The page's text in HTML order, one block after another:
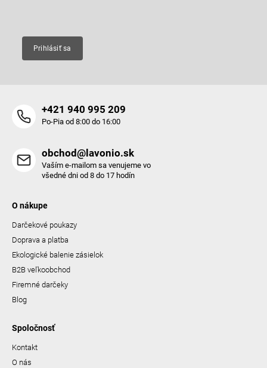
Prihlásiť sa
+421 940 995 209
Po-Pia od 8:00 do 16:00
obchod@lavonio.sk
Vaším e-mailom sa venujeme vo
všedné dni od 8 do 17 hodín
O nákupe
Darčekové poukazy
Doprava a platba
Ekologické balenie zásielok
B2B veľkoobchod
Firemné darčeky
Blog
Spoločnosť
Kontakt
O nás